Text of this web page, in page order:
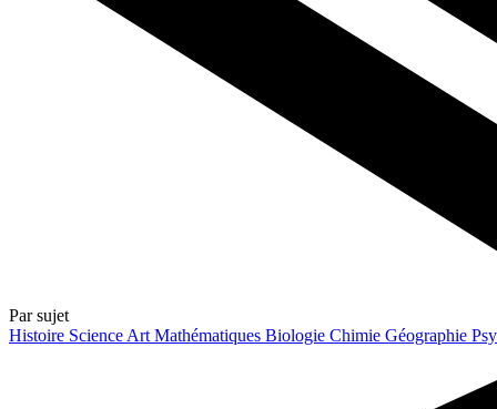
Par sujet
Histoire Science Art Mathématiques Biologie Chimie Géographie